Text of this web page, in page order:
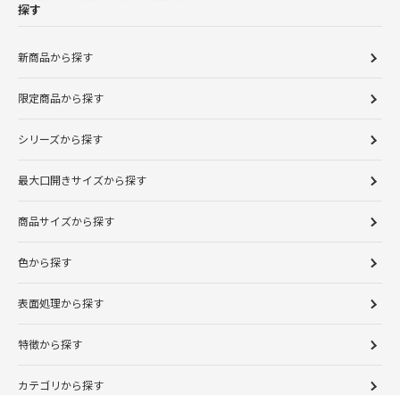
探す
新商品から探す
限定商品から探す
シリーズから探す
最大口開きサイズから探す
商品サイズから探す
色から探す
表面処理から探す
特徴から探す
カテゴリから探す